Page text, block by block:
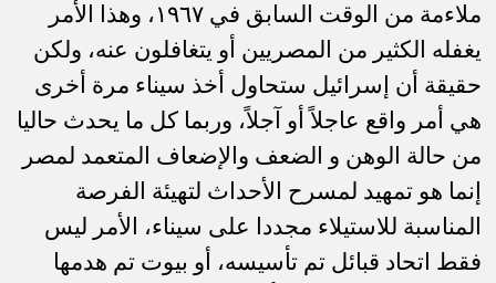
ملاءمة من الوقت السابق في ١٩٦٧، وهذا الأمر
يغفله الكثير من المصريين أو يتغافلون عنه، ولكن
حقيقة أن إسرائيل ستحاول أخذ سيناء مرة أخرى
هي أمر واقع عاجلاً أو آجلاً، وربما كل ما يحدث حاليا
من حالة الوهن و الضعف والإضعاف المتعمد لمصر
إنما هو تمهيد لمسرح الأحداث لتهيئة الفرصة
المناسبة للاستيلاء مجددا على سيناء، الأمر ليس
فقط اتحاد قبائل تم تأسيسه، أو بيوت تم هدمها